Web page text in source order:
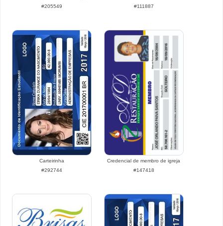
#205549
#111887
Carteirinha
#292744
Credencial de membro de igreja
#147418